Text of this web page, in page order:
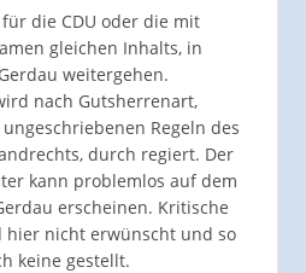
für die CDU oder die mit
gleichen Inhalts, in
weitergehen.
nach Gutsherrenart,
Regeln des
durch regiert. Der
kann problemlos auf dem
erscheinen. Kritische
hier nicht erwünscht und so
keine gestellt.